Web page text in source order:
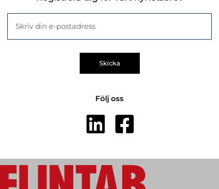
Skicka
Följ oss